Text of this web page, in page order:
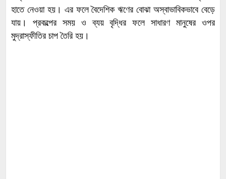
হাতে নেওয়া হয়। এর ফলে ​বৈদেশিক ঋণের বোঝা অস্বাভাবিকভাবে বেড়ে
যায়। ​প্রকল্পের সময় ও ব্যয় বৃদ্ধির ফলে সাধারণ মানুষের ওপর
মুদ্রাস্ফীতির চাপ তৈরি হয়।